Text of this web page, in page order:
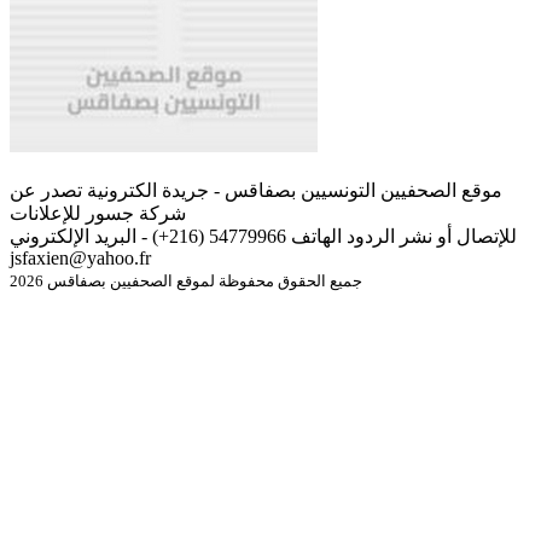
موقع الصحفيين التونسيين بصفاقس - جريدة الكترونية تصدر عن
شركة جسور للإعلانات
للإتصال أو نشر الردود الهاتف 54779966 (216+) - البريد الإلكتروني
jsfaxien@yahoo.fr
جميع الحقوق محفوظة لموقع الصحفيين بصفاقس 2026